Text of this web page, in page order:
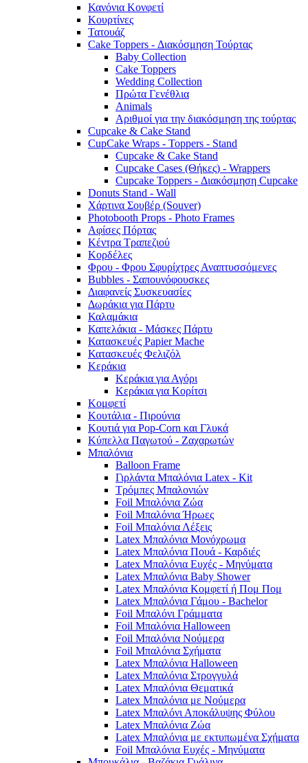
Κανόνια Κονφετί
Κουρτίνες
Τατουάζ
Cake Toppers - Διακόσμηση Τούρτας
Baby Collection
Cake Toppers
Wedding Collection
Πρώτα Γενέθλια
Animals
Αριθμοί για την διακόσμηση της τούρτας
Cupcake & Cake Stand
CupCake Wraps - Toppers - Stand
Cupcake & Cake Stand
Cupcake Cases (Θήκες) - Wrappers
Cupcake Toppers - Διακόσμηση Cupcake
Donuts Stand - Wall
Χάρτινα Σουβέρ (Souver)
Photobooth Props - Photo Frames
Αφίσες Πόρτας
Κέντρα Τραπεζιού
Κορδέλες
Φρου - Φρου Σφυρίχτρες Αναπτυσσόμενες
Bubbles - Σαπουνόφουσκες
Διαφανείς Συσκευασίες
Δωράκια για Πάρτυ
Καλαμάκια
Καπελάκια - Μάσκες Πάρτυ
Κατασκευές Papier Mache
Κατασκευές Φελιζόλ
Κεράκια
Κεράκια για Αγόρι
Κεράκια για Κορίτσι
Κομφετί
Κουτάλια - Πιρούνια
Κουτιά για Pop-Corn και Γλυκά
Κύπελλα Παγωτού - Ζαχαρωτών
Μπαλόνια
Balloon Frame
Γιρλάντα Μπαλόνια Latex - Kit
Τρόμπες Μπαλονιών
Foil Μπαλόνια Ζώα
Foil Μπαλόνια Ήρωες
Foil Μπαλόνια Λέξεις
Latex Μπαλόνια Μονόχρωμα
Latex Μπαλόνια Πουά - Καρδιές
Latex Μπαλόνια Ευχές - Μηνύματα
Latex Μπαλόνια Baby Shower
Latex Μπαλόνια Κομφετί ή Πομ Πομ
Latex Μπαλόνια Γάμου - Bachelor
Foil Μπαλόνι Γράμματα
Foil Μπαλόνια Halloween
Foil Μπαλόνια Νούμερα
Foil Μπαλόνια Σχήματα
Latex Μπαλόνια Halloween
Latex Μπαλόνια Στρογγυλά
Latex Μπαλόνια Θεματικά
Latex Μπαλόνια με Νούμερα
Latex Μπαλόνι Αποκάλυψης Φύλου
Latex Μπαλόνια Ζώα
Latex Μπαλόνια με εκτυπωμένα Σχήματα
Foil Μπαλόνια Ευχές - Μηνύματα